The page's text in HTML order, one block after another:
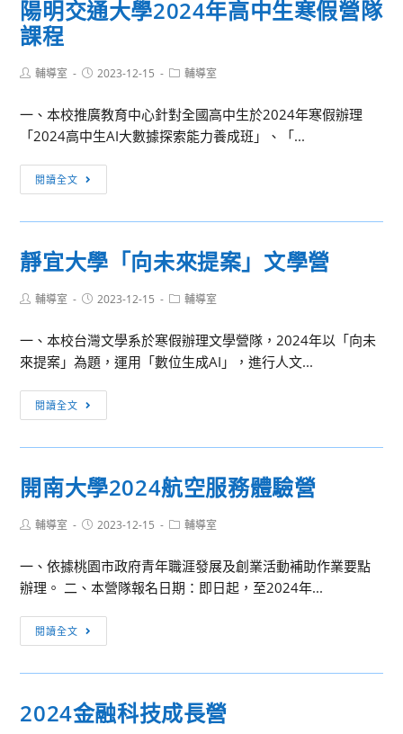
備
問
研
動，
有
興
趣
躍
參
請
查
語
比
賽
成
績
揭
曉
第
整
秩
序
成
告
陽明交通大學2024年高中生寒假營隊
課程
Post輔導室
Post2023-12-15
Post輔導室
一、本校推廣教育中心針對全國高中生於2024年寒假辦理
「2024高中生AI大數據探索能力養成班」、「...
閱讀全文
明
交
大
2024
高
中
生
隊
課
程
靜宜大學「向未來提案」文學營
Post輔導室
Post2023-12-15
Post輔導室
一、本校台灣文學系於寒假辦理文學營隊，2024年以「向未
來提案」為題，運用「數位生成AI」，進行人文...
閱讀全文
宜
大
「向
來
案」
文
學
開南大學2024航空服務體驗營
Post輔導室
Post2023-12-15
Post輔導室
一、依據桃園市政府青年職涯發展及創業活動補助作業要點
辦理。 二、本營隊報名日期：即日起，至2024年...
閱讀全文
南
大
2024
2024金融科技成長營